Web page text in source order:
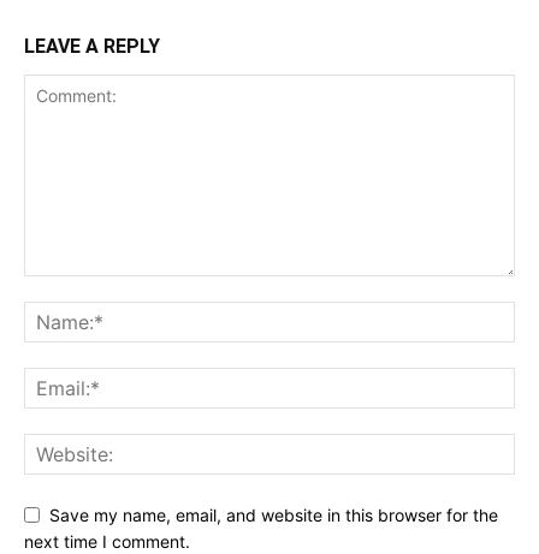
LEAVE A REPLY
Save my name, email, and website in this browser for the
next time I comment.